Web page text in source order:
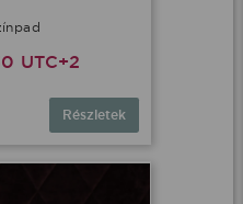
UTC+2
Részletek